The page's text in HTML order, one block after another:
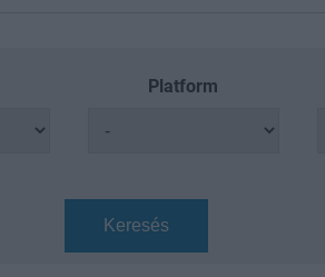
Platform
Keresés